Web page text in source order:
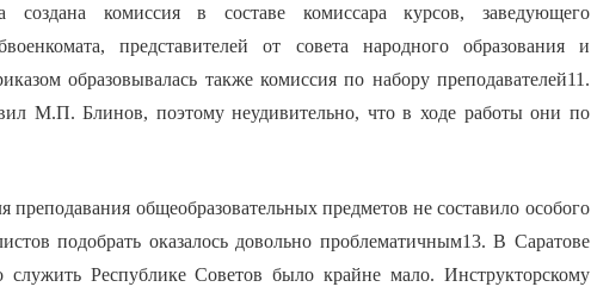
создана комиссия в составе комиссара курсов, заведующего
представителей от совета народного образования и
образовывалась также комиссия по набору преподавателей11.
М.П. Блинов, поэтому неудивительно, что в ходе работы они по
общеобразовательных предметов не составило особого
подобрать оказалось довольно проблематичным13. В Саратове
служить Республике Советов было крайне мало. Инструкторскому